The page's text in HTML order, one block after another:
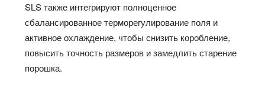
SLS также интегрируют полноценное
сбалансированное терморегулирование поля и
активное охлаждение, чтобы снизить коробление,
повысить точность размеров и замедлить старение
порошка.